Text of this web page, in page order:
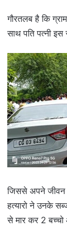
गौरतलब है कि
साथ पति पत्नी
जिससे अपने जीवन
हत्यारो ने उनके
से मार कर 2 बच्चो